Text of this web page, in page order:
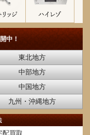
中！
東北地方
中部地方
中国地方
九州・沖縄地方
配買取